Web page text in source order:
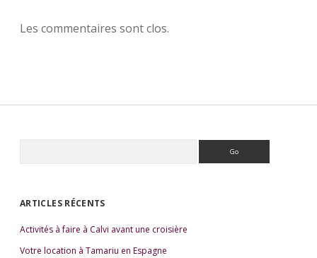
Les commentaires sont clos.
d
b
a
r
h
e
ARTICLES RÉCENTS
Activités à faire à Calvi avant une croisière
Votre location à Tamariu en Espagne